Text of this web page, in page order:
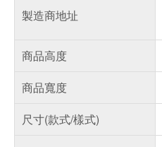
製造商地址
商品高度
商品寬度
尺寸(款式/樣式)